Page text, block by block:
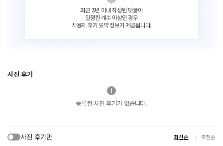
최근 3년 이내 작성된 댓글이
일정한 개수 이상인 경우
사용자 후기 요약 정보가 제공됩니다.
사진 후기
등록된 사진 후기가 없습니다.
사진 후기만 최신순 추천순